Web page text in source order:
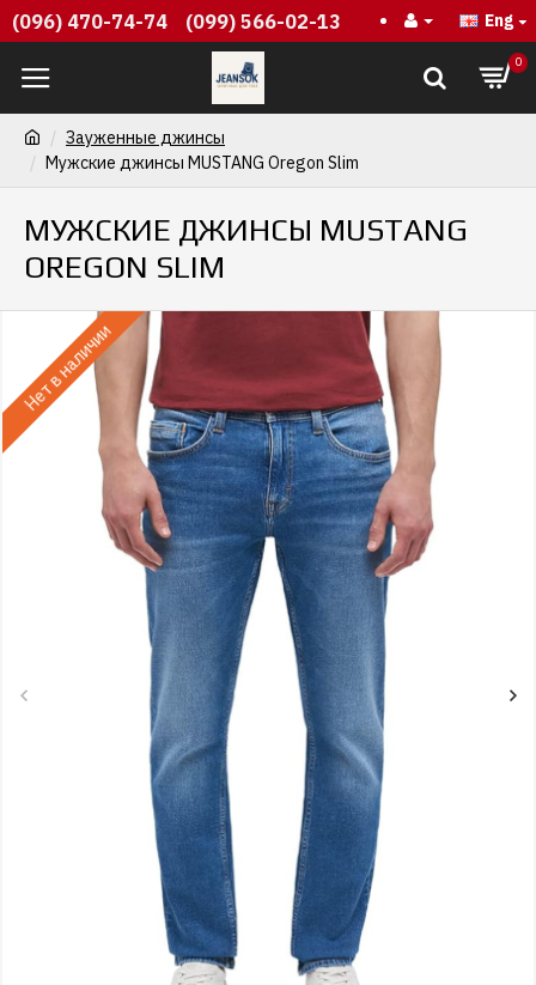
(096) 470-74-74 (099) 566-02-13 Eng
0
Зауженные джинсы
Мужские джинсы MUSTANG Oregon Slim
МУЖСКИЕ ДЖИНСЫ MUSTANG
OREGON SLIM
Нет в наличии